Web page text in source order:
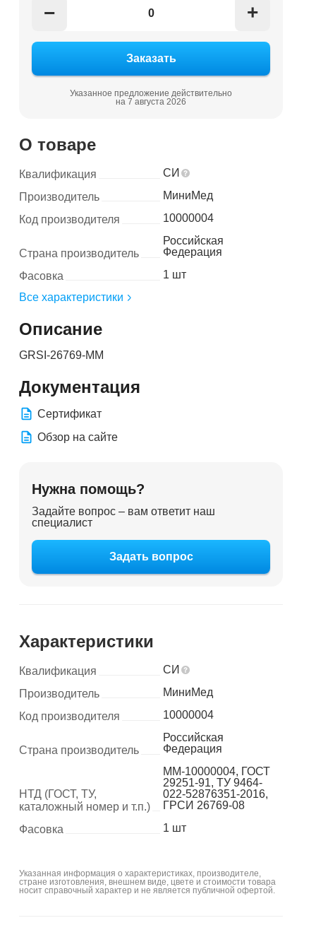
− +
Указанное предложение действительно
на 7 августа 2026
О товаре
Квалификация
СИ
Производитель
МиниМед
Код производителя
10000004
Страна производитель
Российская
Федерация
Фасовка
1 шт
Все характеристики
Описание
GRSI-26769-MM
Документация
Сертификат
Обзор на сайте
Нужна помощь?
Задайте вопрос – вам ответит наш
специалист
Задать вопрос
Характеристики
Квалификация
СИ
Производитель
МиниМед
Код производителя
10000004
Страна производитель
Российская
Федерация
НТД (ГОСТ, ТУ,
каталожный номер и т.п.)
MM-10000004, ГОСТ
29251-91, ТУ 9464-
022-52876351-2016,
ГРСИ 26769-08
Фасовка
1 шт
Указанная информация о характеристиках, производителе,
стране изготовления, внешнем виде, цвете и стоимости товара
носит справочный характер и не является публичной офертой.